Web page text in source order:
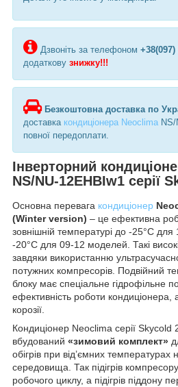
Дзвоніть за телефоном +38(097)
додаткову знижку!!!
Безкоштовна доставка по
доставка кондиціонера Neoclima
повної передоплати.
Інверторний
NS/NU-12EHBIw1 серії
Основна перевага кондиціонер
(Winter version) – це ефективна
зовнішній температурі до -25°С
-20°С для 09-12 моделей. Такі
завдяки використанню
потужних компресорів. Подвійний
блоку має спеціальне гідрофільне
ефективність роботи
корозії.
Кондиціонер Neoclima серії
вбудований «зимовий комплект»
обігрів при від’ємних температурах
середовища. Так підігрів
робочого циклу, а підігрів піддону